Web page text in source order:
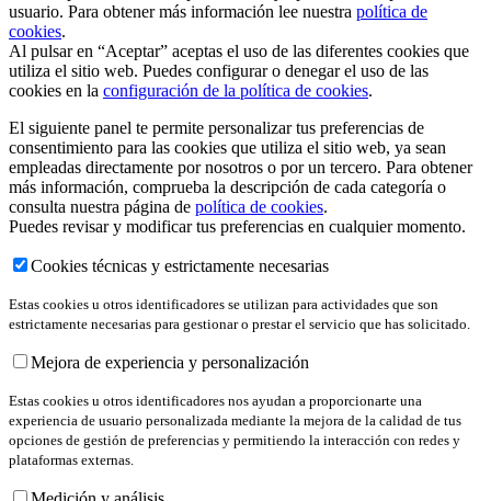
usuario. Para obtener más información lee nuestra política de
cookies.
Al pulsar en “Aceptar” aceptas el uso de las diferentes cookies que
utiliza el sitio web. Puedes configurar o denegar el uso de las
cookies en la configuración de la política de cookies.
El siguiente panel te permite personalizar tus preferencias de
consentimiento para las cookies que utiliza el sitio web, ya sean
empleadas directamente por nosotros o por un tercero. Para obtener
más información, comprueba la descripción de cada categoría o
consulta nuestra página de política de cookies.
Puedes revisar y modificar tus preferencias en cualquier momento.
Cookies técnicas y estrictamente necesarias
Estas cookies u otros identificadores se utilizan para actividades que son
estrictamente necesarias para gestionar o prestar el servicio que has solicitado.
Mejora de experiencia y personalización
Estas cookies u otros identificadores nos ayudan a proporcionarte una
experiencia de usuario personalizada mediante la mejora de la calidad de tus
opciones de gestión de preferencias y permitiendo la interacción con redes y
plataformas externas.